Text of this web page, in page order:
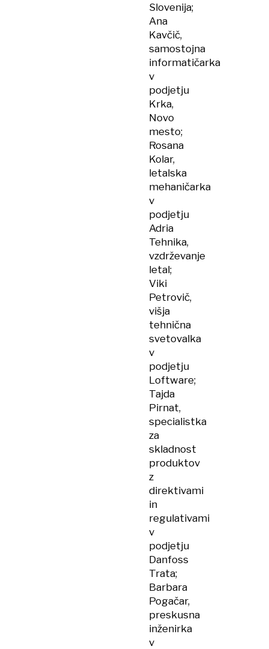
Slovenija;
Ana
Kavčič,
samostojna
informatičarka
v
podjetju
Krka,
Novo
mesto;
Rosana
Kolar,
letalska
mehaničarka
v
podjetju
Adria
Tehnika,
vzdrževanje
letal;
Viki
Petrovič,
višja
tehnična
svetovalka
v
podjetju
Loftware;
Tajda
Pirnat,
specialistka
za
skladnost
produktov
z
direktivami
in
regulativami
v
podjetju
Danfoss
Trata;
Barbara
Pogačar,
preskusna
inženirka
v